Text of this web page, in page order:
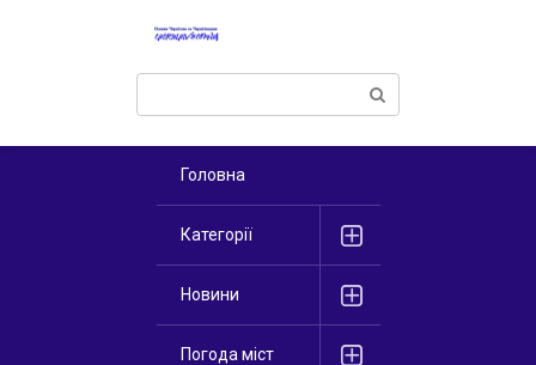
Поиск:
Головна
Категорії
Новини
Погода міст